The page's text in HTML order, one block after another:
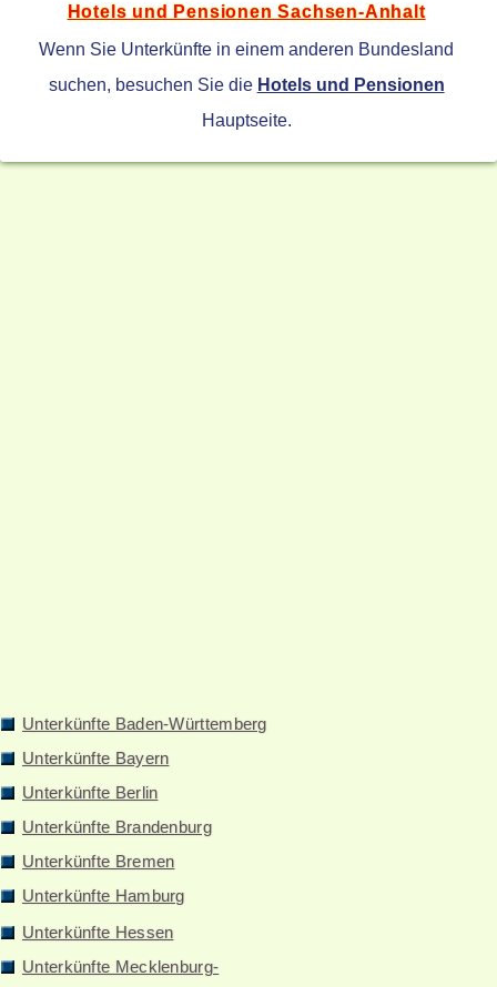
Hotels und Pensionen Sachsen-Anhalt
Wenn Sie Unterkünfte in einem anderen Bundesland
suchen, besuchen Sie die Hotels und Pensionen
Hauptseite.
Unterkünfte Baden-Württemberg
Unterkünfte Bayern
Unterkünfte Berlin
Unterkünfte Brandenburg
Unterkünfte Bremen
Unterkünfte Hamburg
Unterkünfte Hessen
Unterkünfte Mecklenburg-